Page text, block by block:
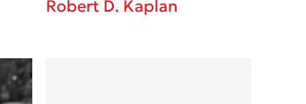
Robert D. Kaplan